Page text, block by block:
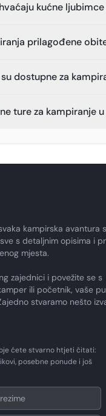
kućne ljubimce
prilagođene
dostupne za
ture za kampiranje u
kampirska avantura
s detaljnim opisima i
mjesta.
zajednici i povežite se s
ili početnik, vaše
stvaramo nešto
ćete stvarno htjeti čitati:
posebne ponude i još